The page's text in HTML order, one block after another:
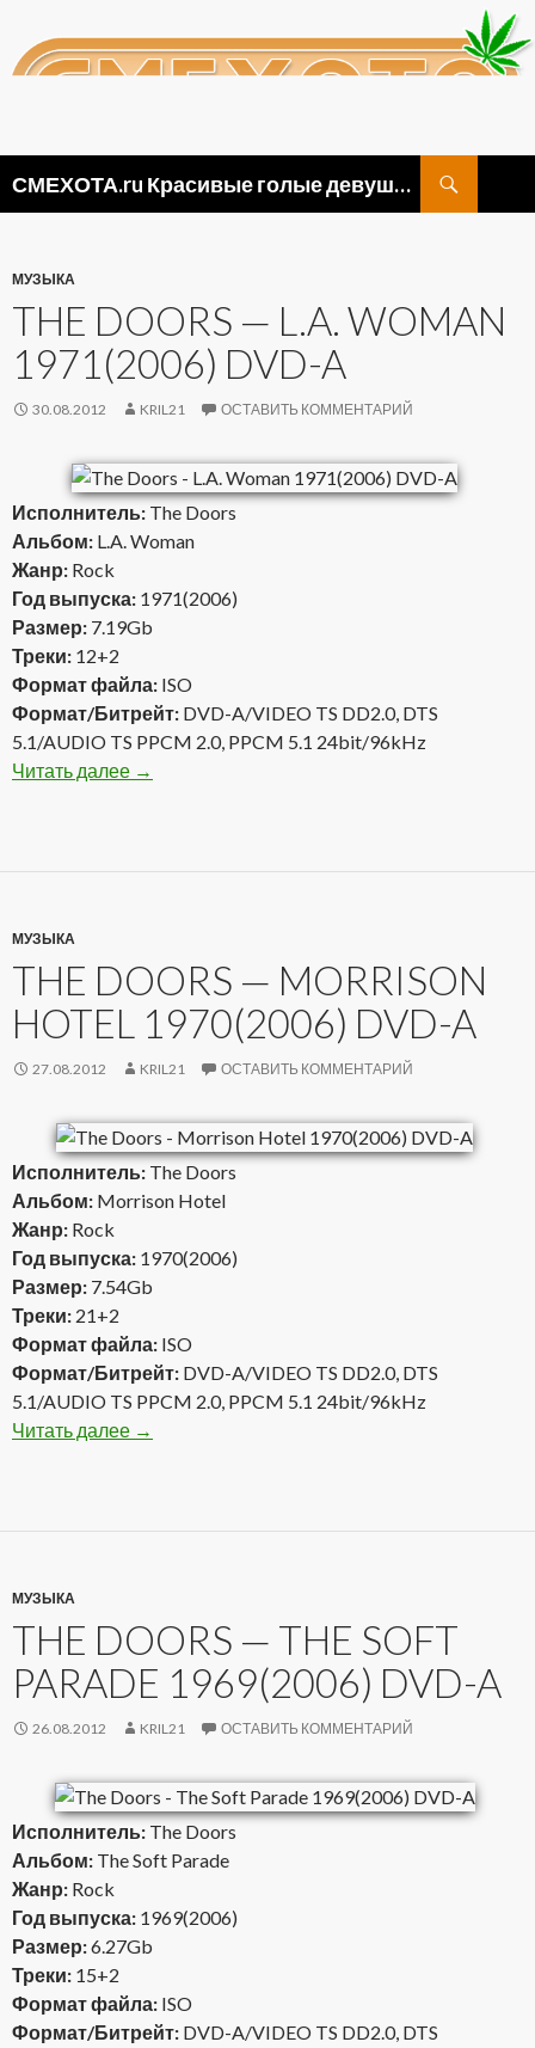
СМЕХОТА.ru Красивые голые девушки, прикольные картинки ню и видео приколы
МУЗЫКА
THE DOORS — L.A. WOMAN
1971(2006) DVD-A
30.08.2012 KRIL21 ОСТАВИТЬ КОММЕНТАРИЙ
Исполнитель: The Doors
Альбом: L.A. Woman
Жанр: Rock
Год выпуска: 1971(2006)
Размер: 7.19Gb
Треки: 12+2
Формат файла: ISO
Формат/Битрейт: DVD-A/VIDEO TS DD2.0, DTS
5.1/AUDIO TS PPCM 2.0, PPCM 5.1 24bit/96kHz
Читать далее The Doors — L.A. Woman 1971(2006) DVD-A
→
МУЗЫКА
THE DOORS — MORRISON
HOTEL 1970(2006) DVD-A
27.08.2012 KRIL21 ОСТАВИТЬ КОММЕНТАРИЙ
Исполнитель: The Doors
Альбом: Morrison Hotel
Жанр: Rock
Год выпуска: 1970(2006)
Размер: 7.54Gb
Треки: 21+2
Формат файла: ISO
Формат/Битрейт: DVD-A/VIDEO TS DD2.0, DTS
5.1/AUDIO TS PPCM 2.0, PPCM 5.1 24bit/96kHz
Читать далее The Doors — Morrison Hotel 1970(2006) DVD-
→
МУЗЫКА
THE DOORS — THE SOFT
PARADE 1969(2006) DVD-A
26.08.2012 KRIL21 ОСТАВИТЬ КОММЕНТАРИЙ
Исполнитель: The Doors
Альбом: The Soft Parade
Жанр: Rock
Год выпуска: 1969(2006)
Размер:6.27Gb
Треки: 15+2
Формат файла: ISO
Формат/Битрейт: DVD-A/VIDEO TS DD2.0, DTS